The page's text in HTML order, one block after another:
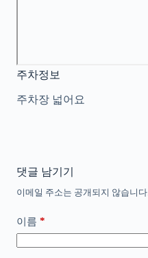
주차정보
주차장 넓어요
댓글 남기기
이메일 주소는 공개되지 않습니다.
이름 *